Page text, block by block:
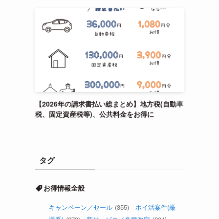
【2026年の請求書払い総まとめ】地方税(自動車
税、固定資産税等)、公共料金をお得に
タグ
お得情報全般
キャンペーン／セール (355)
ポイ活案件(厳